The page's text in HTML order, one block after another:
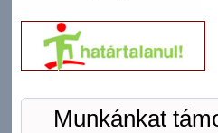
Munkánkat